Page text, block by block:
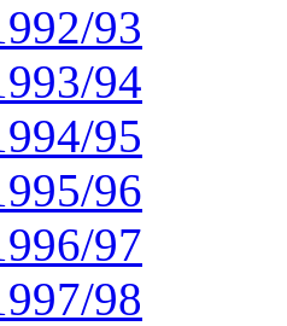
93
94
95
96
97
98